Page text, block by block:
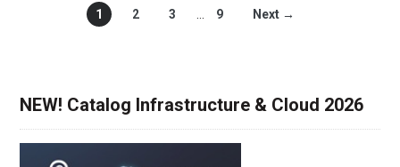
1 2 3 9 Next →
NEW! Catalog Infrastructure & Cloud 2026